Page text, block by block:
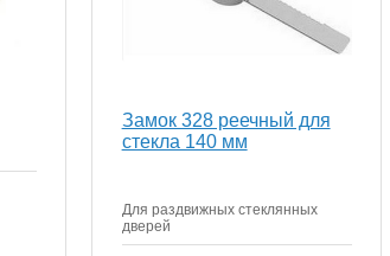
Замок 328 реечный для
стекла 140 мм
Для раздвижных стеклянных
дверей